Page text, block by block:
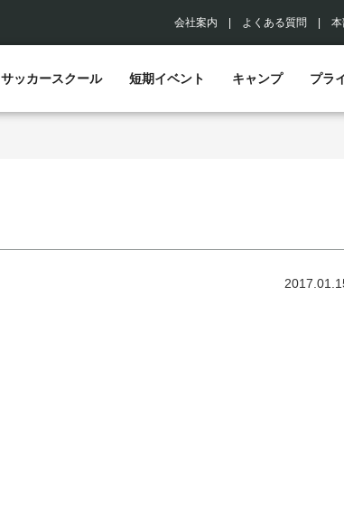
会社案内 よくある質問
サッカースクール 短期イベント キャンプ プラ